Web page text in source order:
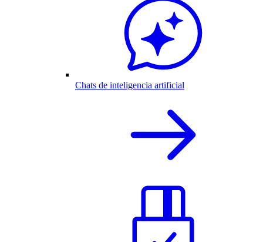
Chats de inteligencia artificial